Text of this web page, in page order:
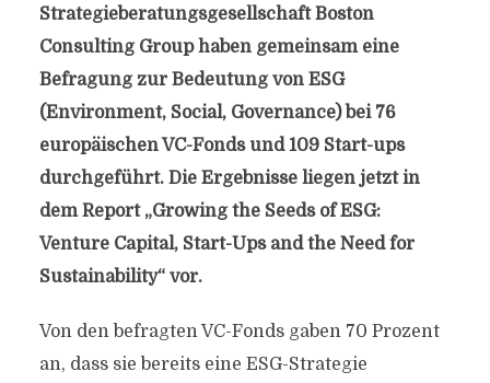
Strategieberatungsgesellschaft Boston
Consulting Group haben gemeinsam eine
Befragung zur Bedeutung von ESG
(Environment, Social, Governance) bei 76
europäischen VC-Fonds und 109 Start-ups
durchgeführt. Die Ergebnisse liegen jetzt in
dem Report „Growing the Seeds of ESG:
Venture Capital, Start-Ups and the Need for
Sustainability“ vor.
Von den befragten VC-Fonds gaben 70 Prozent
an, dass sie bereits eine ESG-Strategie